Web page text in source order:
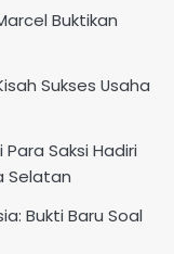
Buktikan
Sukses Usaha
Saksi Hadiri
Selatan
Bukti Baru Soal